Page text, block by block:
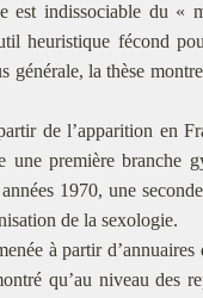
est indissociable du
heuristique fécond
générale, la thèse
de l’apparition en
une première
1970, une
de la sexologie.
à partir
qu’au niveau des